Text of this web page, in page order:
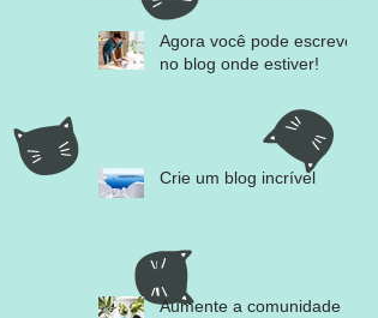
Agora você pode escrever
no blog onde estiver!
Crie um blog incrível
Aumente a comunidade